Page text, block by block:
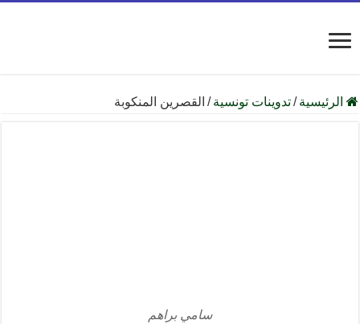
الرئيسية /تدوينات تونسية / القصرين المنكوبة
سامي براهم